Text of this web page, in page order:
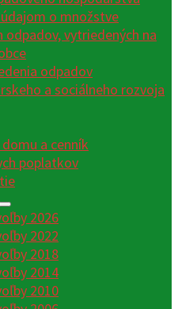
o množstve
odpadov, vytriedených na
odpadov
a sociálneho rozvoja
a cenník
poplatkov
2026
2022
2018
2014
2010